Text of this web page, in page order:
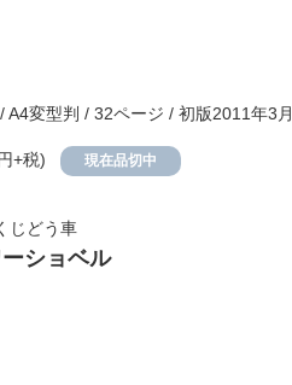
変型判 / 32ページ / 初版2011年3月
+税) 現在品切中
じどう車
ショベル